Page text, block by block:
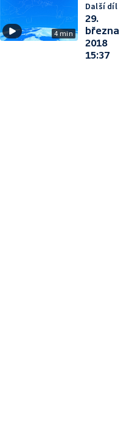
4 min
Další díl
29.
března
2018
15:37